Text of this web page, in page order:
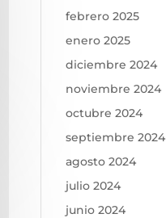
febrero 2025
enero 2025
diciembre 2024
noviembre 2024
octubre 2024
septiembre 2024
agosto 2024
julio 2024
junio 2024